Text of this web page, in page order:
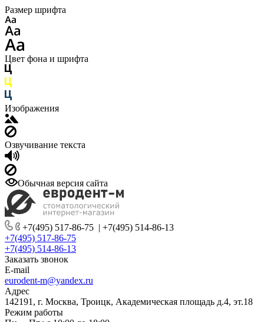
Размер шрифта
Цвет фона и шрифта
Изображения
Озвучивание текста
Обычная версия сайта
+7(495) 517-86-75 | +7(495) 514-86-13
+7(495) 517-86-75
+7(495) 514-86-13
Заказать звонок
E-mail
eurodent-m@yandex.ru
Адрес
142191, г. Москва, Троицк, Академическая площадь д.4, эт.18
Режим работы